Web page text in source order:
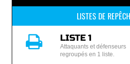
LISTES DE
LISTE 1
Attaquants et défenseurs
regroupés en 1 liste.